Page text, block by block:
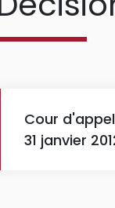
Cour
31 janvier